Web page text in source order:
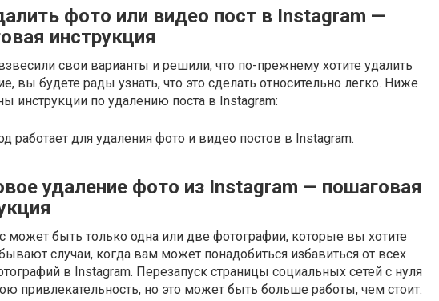
фото или видео пост в Instagram —
инструкция
свои варианты и решили, что по-прежнему хотите удалить
вы будете рады узнать, что это сделать относительно легко. Ниже
инструкции по удалению поста в Instagram:
работает для удаления фото и видео постов в Instagram.
удаление фото из Instagram — пошаговая
может быть только одна или две фотографии, которые вы хотите
случаи, когда вам может понадобиться избавиться от всех
в Instagram. Перезапуск страницы социальных сетей с нуля
привлекательность, но это может быть больше работы, чем стоит.